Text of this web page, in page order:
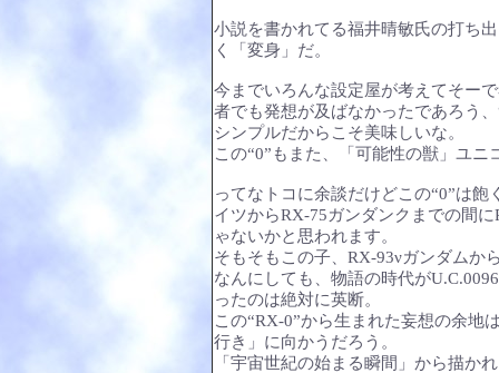
小説を書かれてる福井晴敏氏の打ち
く「変身」だ。
今までいろんな設定屋が考えてそー
者でも発想が及ばなかったであろう
シンプルだからこそ美味しいな。
この“0”もまた、「可能性の獣」ユ
ってなトコに余談だけどこの“0”は
イツからRX-75ガンダンクまでの間
ゃないかと思われます。
そもそもこの子、RX-93νガンダムか
なんにしても、物語の時代が
ったのは絶対に英断。
この“RX-0”から生まれた妄想の余地
行き」に向かうだろう。
「宇宙世紀の始まる瞬間」から描か